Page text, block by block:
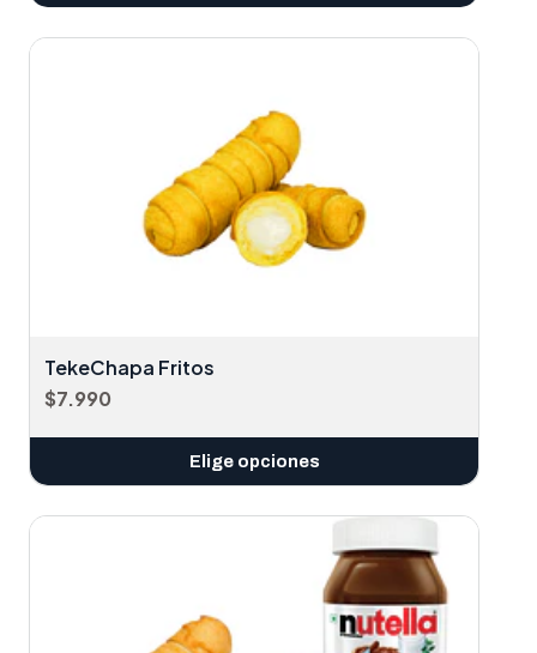
TekeChapa Fritos
$7.990
Elige opciones